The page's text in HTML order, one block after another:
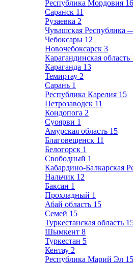
Республика Мордовия 16
Саранск 11
Рузаевка 2
Чувашская Республика
Чебоксары 12
Новочебоксарск 3
Карагандинская область
Караганда 13
Темиртау 2
Сарань 1
Республика Карелия 15
Петрозаводск 11
Кондопога 2
Суоярви 1
Амурская область 15
Благовещенск 11
Белогорск 1
Свободный 1
Кабардино-Балкарская
Нальчик 12
Баксан 1
Прохладный 1
Абай область 15
Семей 15
Туркестанская область
Шымкент 8
Туркестан 5
Кентау 2
Республика Марий Эл 15